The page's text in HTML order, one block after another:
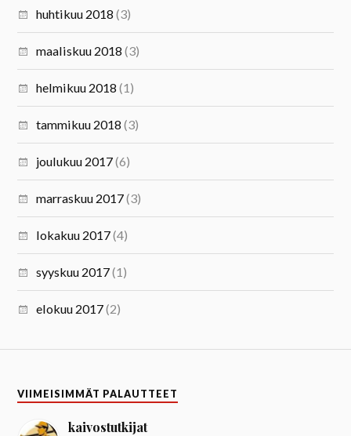
huhtikuu 2018 (3)
maaliskuu 2018 (3)
helmikuu 2018 (1)
tammikuu 2018 (3)
joulukuu 2017(6)
marraskuu 2017(3)
lokakuu 2017(4)
syyskuu 2017(1)
elokuu 2017(2)
VIIMEISIMMÄT PALAUTTEET
kaivostutkijat